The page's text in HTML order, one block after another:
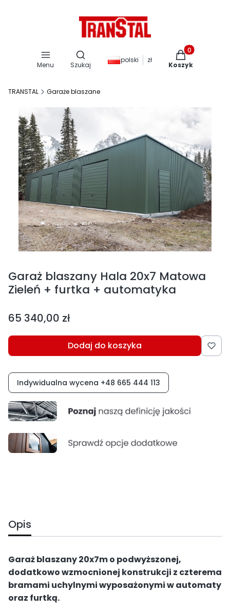
Menu
Otwórz wyszukiwarkę
Szukaj
polski zł Produkty w
Koszyk
TRANSTAL Garaże blaszane
Garaż blaszany Hala 20x7 Matowa
Zieleń + furtka + automatyka
Cena
65 340,00 zł
Dodaj do koszyka
Indywidualna wycena +48 665 444 113
Opis
Garaż blaszany 20x7m o podwyższonej,
dodatkowo wzmocnionej konstrukcji z czterema
bramami uchylnymi wyposażonymi w automaty
oraz furtką.